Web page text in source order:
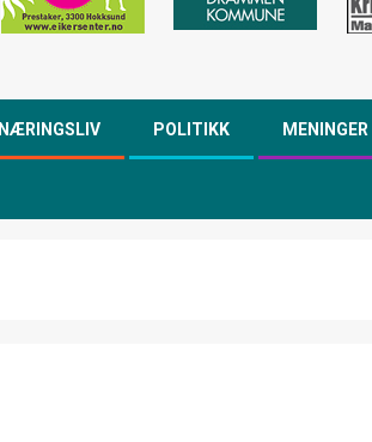
NÆRINGSLIV POLITIKK MENINGER